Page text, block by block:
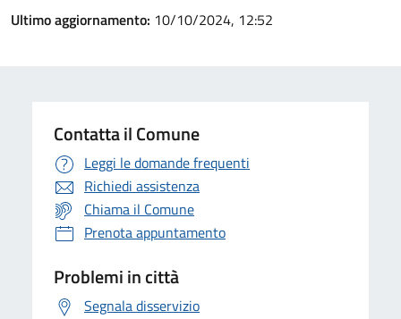
Ultimo aggiornamento: 10/10/2024, 12:52
Contatta il Comune
Leggi le domande frequenti
Richiedi assistenza
Chiama il Comune
Prenota appuntamento
Problemi in città
Segnala disservizio